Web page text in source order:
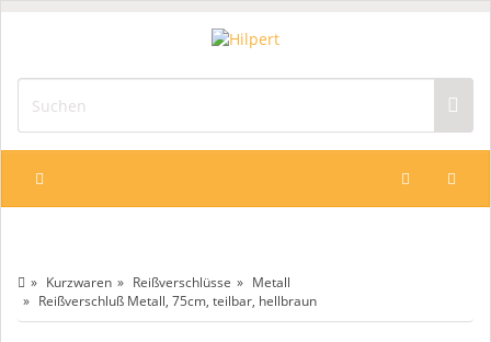
Kurzwaren Reißverschlüsse
Metall
Reißverschluß Metall, 75cm, teilbar, hellbraun